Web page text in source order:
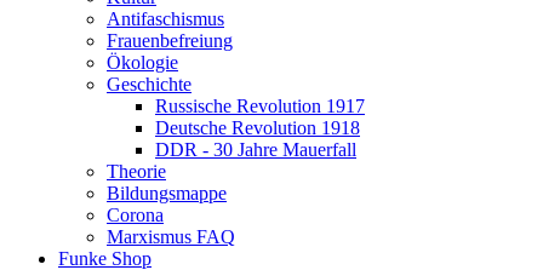
Antifaschismus
Frauenbefreiung
Ökologie
Geschichte
Russische Revolution 1917
Deutsche Revolution 1918
DDR - 30 Jahre Mauerfall
Theorie
Bildungsmappe
Corona
Marxismus FAQ
Funke Shop